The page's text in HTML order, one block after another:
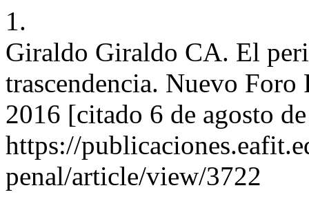
1.
Giraldo Giraldo CA. El
trascendencia. Nuevo
2016 [citado 6 de agosto
https://
penal/article/view/3722